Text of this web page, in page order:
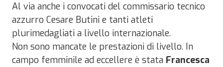
Al via anche i convocati del commissario tecnico
azzurro Cesare Butini e tanti atleti
plurimedagliati a livello internazionale.
Non sono mancate le prestazioni di livello. In
campo femminile ad eccellere è stata Francesca